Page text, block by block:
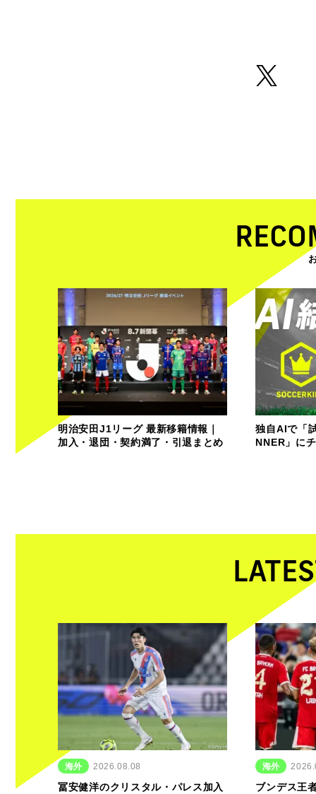
明治安田J1リーグ 最新移籍情報｜
加入・退団・契約満了・引退まとめ
独自AIで「
NNER」に
海外 2026.08.08
冨安健洋のクリスタル・パレス加入
海外
ブンデス王